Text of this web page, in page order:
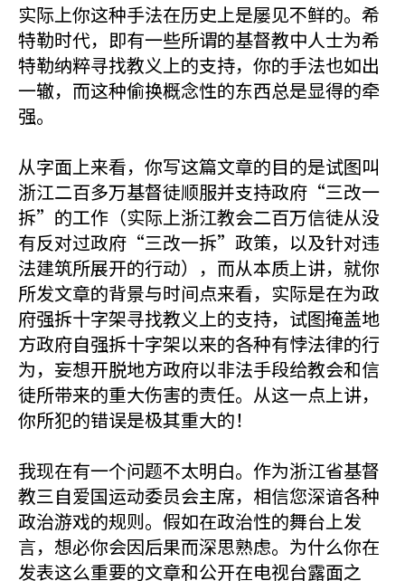
实际上你这种手法在历史上是屡见不鲜的。希
特勒时代，即有一些所谓的基督教中人士为希
特勒纳粹寻找教义上的支持，你的手法也如出
一辙，而这种偷换概念性的东西总是显得的牵
强。
从字面上来看，你写这篇文章的目的是试图叫
浙江二百多万基督徒顺服并支持政府“三改一
拆”的工作（实际上浙江教会二百万信徒从没
有反对过政府“三改一拆”政策，以及针对违
法建筑所展开的行动），而从本质上讲，就你
所发文章的背景与时间点来看，实际是在为政
府强拆十字架寻找教义上的支持，试图掩盖地
方政府自强拆十字架以来的各种有悖法律的行
为，妄想开脱地方政府以非法手段给教会和信
徒所带来的重大伤害的责任。从这一点上讲，
你所犯的错误是极其重大的！
我现在有一个问题不太明白。作为浙江省基督
教三自爱国运动委员会主席，相信您深谙各种
政治游戏的规则。假如在政治性的舞台上发
言，想必你会因后果而深思熟虑。为什么你在
发表这么重要的文章和公开在电视台露面之